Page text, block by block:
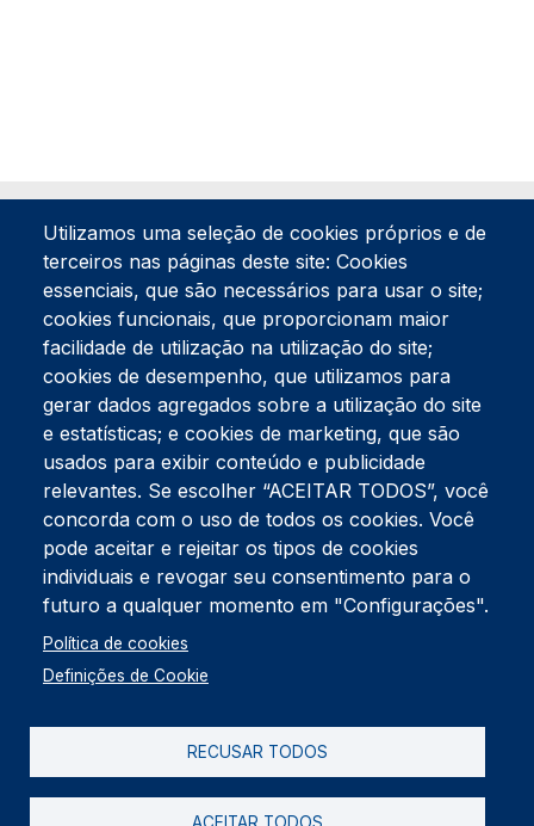
Tel:234 390 100Fax:234 390 100
Endereço Postal
Apartado 42
Rua Gil Eanes 31
3834-908 Gafanha da Nazaré
Estúdios
Rua Prior Guerra
Edifício do Centro Cultural da Gafanha da Nazaré
3830-556 Gafanha da Nazaré
Rodapé
Cookies
Política de Privacidade
Utilizamos uma seleção de cookies próprios e de
terceiros nas páginas deste site: Cookies
essenciais, que são necessários para usar o site;
cookies funcionais, que proporcionam maior
facilidade de utilização na utilização do site;
cookies de desempenho, que utilizamos para
gerar dados agregados sobre a utilização do site
e estatísticas; e cookies de marketing, que são
usados para exibir conteúdo e publicidade
relevantes. Se escolher “ACEITAR TODOS”, você
concorda com o uso de todos os cookies. Você
pode aceitar e rejeitar os tipos de cookies
individuais e revogar seu consentimento para o
futuro a qualquer momento em "Configurações".
Política de cookies
Definições de Cookie
RECUSAR TODOS
ACEITAR TODOS